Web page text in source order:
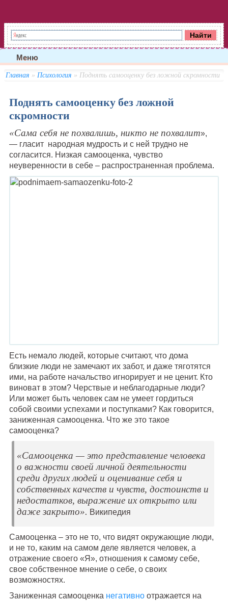
Меню
Главная » Психология » Поднять самооценку без ложной скромности
Поднять самооценку без ложной
скромности
«Сама себя не похвалишь, никто не похвалит»,
— гласит народная мудрость и с ней трудно не
согласится. Низкая самооценка, чувство
неуверенности в себе – распространенная проблема.
Есть немало людей, которые считают, что дома
близкие люди не замечают их забот, и даже тяготятся
ими, на работе начальство игнорирует и не ценит. Кто
виноват в этом? Черствые и неблагодарные люди?
Или может быть человек сам не умеет гордиться
собой своими успехами и поступками? Как говорится,
заниженная самооценка. Что же это такое
самооценка?
«Самооценка — это представление человека
о важности своей личной деятельности
среди других людей и оценивание себя и
собственных качеств и чувств, достоинств и
недостатков, выражение их открыто или
даже закрыто». Википедия
Самооценка – это не то, что видят окружающие люди,
и не то, каким на самом деле является человек, а
отражение своего «Я», отношения к самому себе,
свое собственное мнение о себе, о своих
возможностях.
Заниженная самооценка негативноотражается на